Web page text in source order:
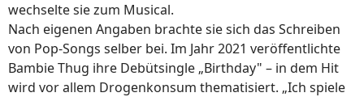
wechselte sie zum Musical.
Nach eigenen Angaben brachte sie sich das Schreiben
von Pop-Songs selber bei. Im Jahr 2021 veröffentlichte
Bambie Thug ihre Debütsingle „Birthday" – in dem Hit
wird vor allem Drogenkonsum thematisiert. „Ich spiele